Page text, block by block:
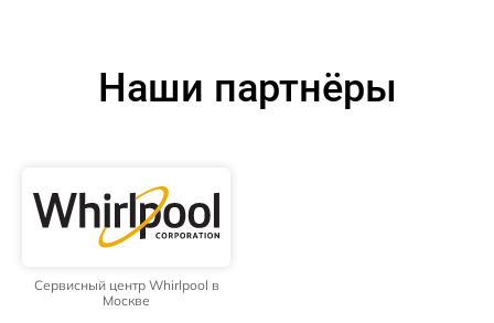
Наши партнёры
Сервисный центр Whirlpool в
Москве